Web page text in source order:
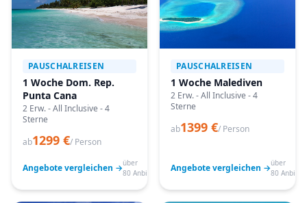
PAUSCHALREISEN
1 Woche Dom. Rep.
Punta Cana
2 Erw. - All Inclusive - 4
Sterne
ab1299 €/ Person
Angebote vergleichen →über
80 Anbieter
PAUSCHALREISEN
1 Woche Malediven
2 Erw. - All Inclusive - 4
Sterne
ab1399 €/ Person
Angebote vergleichen →über
80